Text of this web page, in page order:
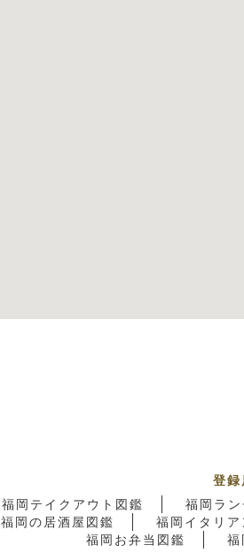
登録
福岡テイクアウト図鑑
福岡ラ
福岡の居酒屋図鑑
福岡イタリア
福岡お弁当図鑑
福